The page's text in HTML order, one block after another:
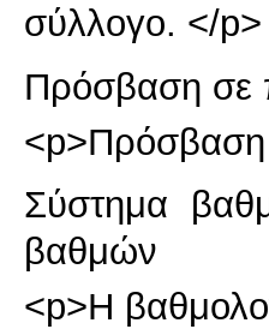
σύλλογο. </p>
Πρόσβαση σε
<p>Πρόσβαση
Σύστημα
βαθμών
<p>Η